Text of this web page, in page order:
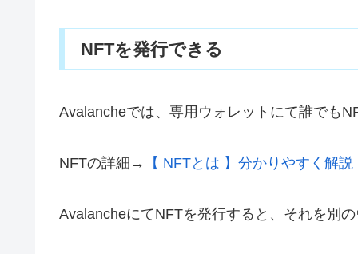
NFTを発行できる
Avalancheでは、専用ウォレットにて誰でも
NFTの詳細→ 【 NFTとは 】分かりやすく解説
AvalancheにてNFTを発行すると、それを別